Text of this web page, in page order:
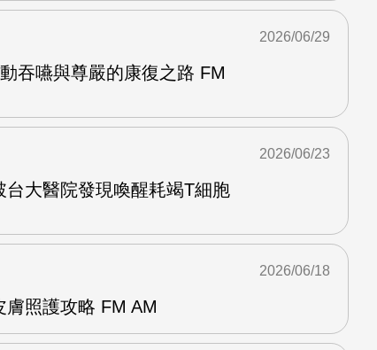
吞嚥與尊嚴的康復之路 FM
2026/06/29
大醫院發現喚醒耗竭T細胞
2026/06/23
照護攻略 FM AM
2026/06/18